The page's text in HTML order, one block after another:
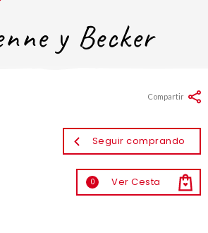
y Becker
Seguir comprando
0 Ver Cesta
Compartir